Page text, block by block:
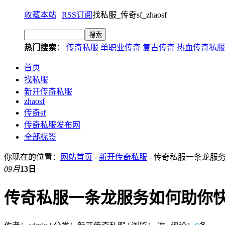
收藏本站 | RSS订阅找私服_传奇sf_zhaosf
热门搜索： 传奇私服 单职业传奇 复古传奇 热血传奇私服
首页
找私服
新开传奇私服
zhaosf
传奇sf
传奇私服发布网
全部标签
你现在的位置： 网站首页 - 新开传奇私服 - 传奇私服一条龙服
09月13日
传奇私服一条龙服务如何助你